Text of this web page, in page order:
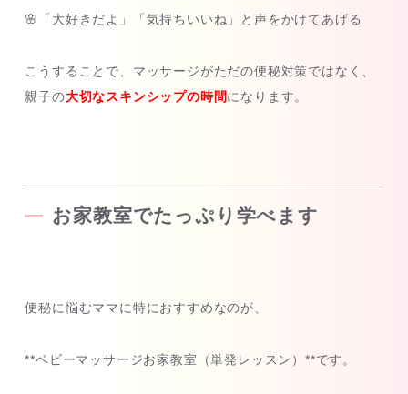
🌸「大好きだよ」「気持ちいいね」と声をかけてあげる
こうすることで、マッサージがただの便秘対策ではなく、
親子の大切なスキンシップの時間になります。
お家教室でたっぷり学べます
便秘に悩むママに特におすすめなのが、
**ベビーマッサージお家教室（単発レッスン）**です。